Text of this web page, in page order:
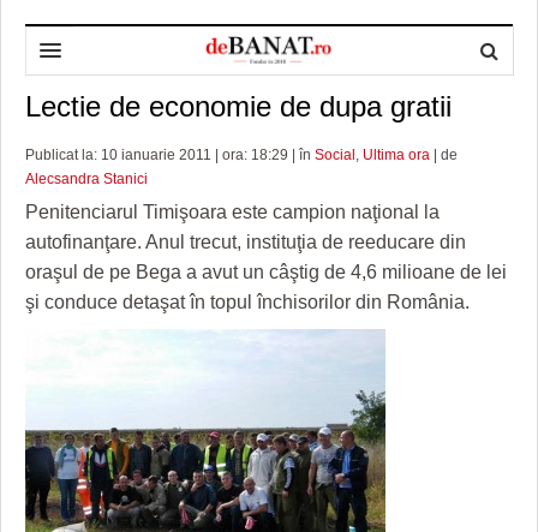
HOME
DESPRE NOI
POLITICA DE COOKIES
POLITICA DE CONFIDENȚIALITATE
ADMINISTRAȚIE
CONSILIUL JUDEŢEAN TIMIŞ
PREFECTURA TIMIŞ
POLITICA
SPORT
POLI TIMISOARA
OPINII
JURNAL DE CAMPANIE
ZÂMBETE AMARE
ULTRAMARIN VA RECOMANDA
CULTURA
AFACERI
SĂNĂTATE
MAI MULTE
Lectie de economie de dupa gratii
Publicat la: 10 ianuarie 2011 | ora: 18:29 | în Social , Ultima ora | de
Alecsandra Stanici
Penitenciarul Timişoara este campion naţional la
autofinanţare. Anul trecut, instituţia de reeducare din
oraşul de pe Bega a avut un câştig de 4,6 milioane de lei
şi conduce detaşat în topul închisorilor din România.